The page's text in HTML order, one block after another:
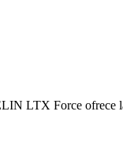
LTX Force ofrece